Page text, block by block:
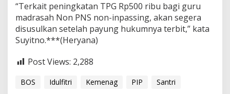
“Terkait peningkatan TPG Rp500 ribu bagi guru
madrasah Non PNS non-inpassing, akan segera
disusulkan setelah payung hukumnya terbit,” kata
Suyitno.***(Heryana)
Post Views: 2,288
BOS Idulfitri Kemenag PIP Santri